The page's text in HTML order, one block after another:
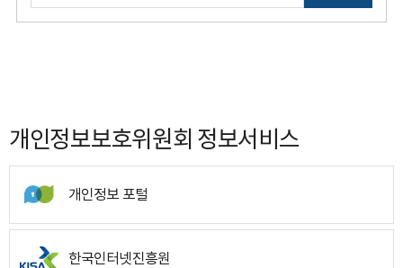
개인정보보호위원회 정보서비스
개인정보 포털
한국인터넷진흥원